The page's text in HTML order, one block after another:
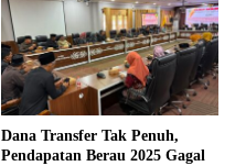
Dana Transfer Tak Penuh,
Pendapatan Berau 2025 Gagal